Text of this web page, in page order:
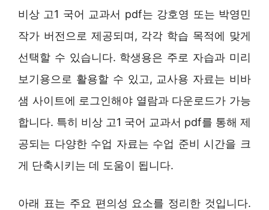
비상 고1 국어 교과서 pdf는 강호영 또는 박영민
작가 버전으로 제공되며, 각각 학습 목적에 맞게
선택할 수 있습니다. 학생용은 주로 자습과 미리
보기용으로 활용할 수 있고, 교사용 자료는 비바
샘 사이트에 로그인해야 열람과 다운로드가 가능
합니다. 특히 비상 고1 국어 교과서 pdf를 통해 제
공되는 다양한 수업 자료는 수업 준비 시간을 크
게 단축시키는 데 도움이 됩니다.
아래 표는 주요 편의성 요소를 정리한 것입니다.